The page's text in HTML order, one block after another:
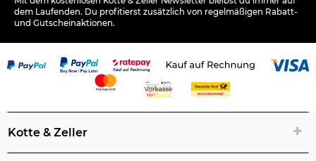
dem Laufenden. Du profitierst zusätzlich von regelmäßigen Rabatt-
und Gutscheinaktionen.
Kotte & Zeller